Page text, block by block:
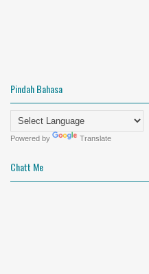
Panitia
Pindah Bahasa
Powered by Translate
Chatt Me